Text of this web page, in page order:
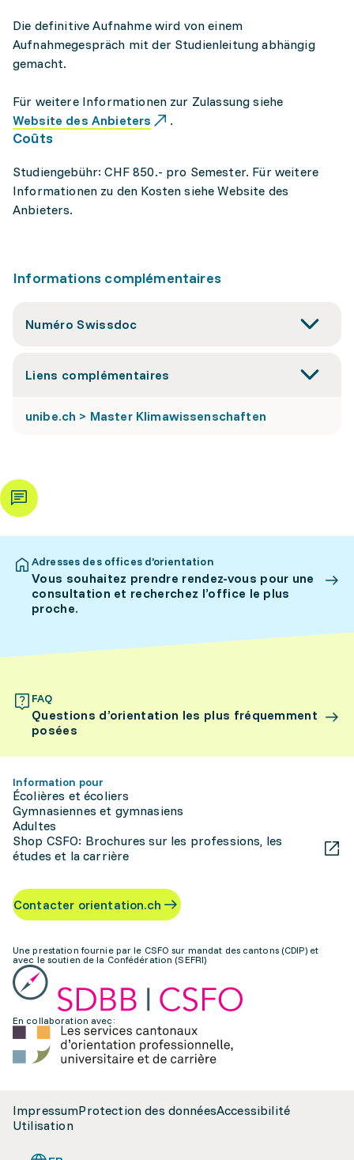
Die definitive Aufnahme wird von einem
Aufnahmegespräch mit der Studienleitung abhängig
gemacht.
Für weitere Informationen zur Zulassung siehe
Website des Anbieters
.
Coûts
Studiengebühr: CHF 850.- pro Semester. Für weitere
Informationen zu den Kosten siehe Website des
Anbieters.
Informations complémentaires
Numéro Swissdoc
Liens complémentaires
unibe.ch > Master Klimawissenschaften
Adresses des offices d’orientation
Vous souhaitez prendre rendez-vous pour une
consultation et recherchez l’office le plus
proche.
FAQ
Questions d’orientation les plus fréquemment
posées
Information pour
Écolières et écoliers
Gymnasiennes et gymnasiens
Adultes
Shop CSFO: Brochures sur les professions, les
études et la carrière
Contacter orientation.ch
Une prestation fournie par le CSFO sur mandat des cantons (CDIP) et
avec le soutien de la Confédération (SEFRI)
En collaboration avec:
ImpressumProtection des donnéesAccessibilité
Utilisation